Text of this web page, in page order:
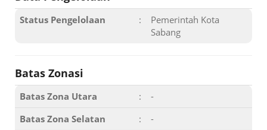
Status Pengelolaan :
Pemerintah Kota
Sabang
Batas Zonasi
Batas Zona Utara :
-
Batas Zona Selatan
:
-